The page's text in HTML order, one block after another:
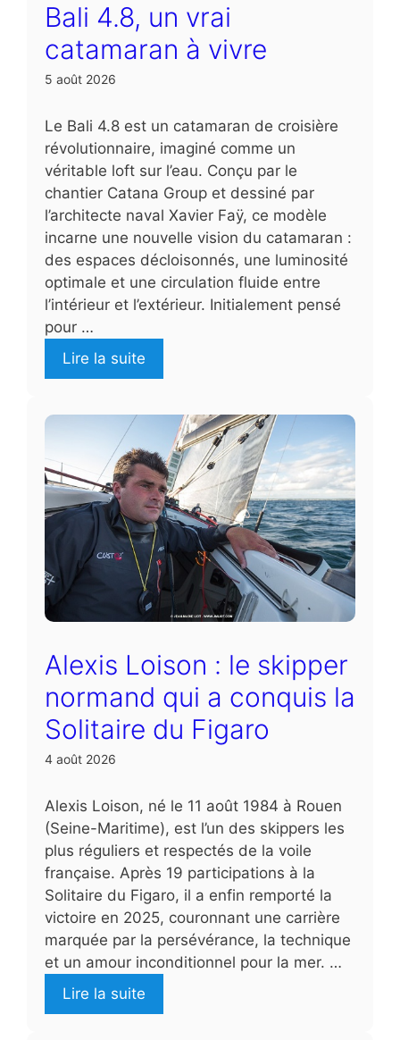
Bali 4.8, un vrai
catamaran à vivre
5 août 2026
Le Bali 4.8 est un catamaran de croisière
révolutionnaire, imaginé comme un
véritable loft sur l’eau. Conçu par le
chantier Catana Group et dessiné par
l’architecte naval Xavier Faÿ, ce modèle
incarne une nouvelle vision du catamaran :
des espaces décloisonnés, une luminosité
optimale et une circulation fluide entre
l’intérieur et l’extérieur. Initialement pensé
pour …
Lire la suite
Alexis Loison : le skipper
normand qui a conquis la
Solitaire du Figaro
4 août 2026
Alexis Loison, né le 11 août 1984 à Rouen
(Seine-Maritime), est l’un des skippers les
plus réguliers et respectés de la voile
française. Après 19 participations à la
Solitaire du Figaro, il a enfin remporté la
victoire en 2025, couronnant une carrière
marquée par la persévérance, la technique
et un amour inconditionnel pour la mer. …
Lire la suite